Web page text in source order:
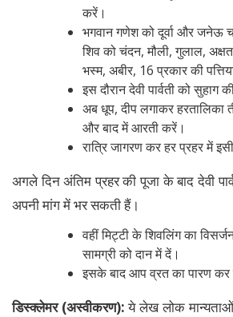
करें।
भगवान गणेश को दूर्वा और जनेऊ
शिव को चंदन, मौली, गुलाल,
भस्म, अबीर, 16 प्रकार की
इस दौरान देवी पार्वती को सुहाग
अब धूप, दीप लगाकर
और बाद में आरती करें।
रात्रि जागरण कर हर प्रहर में
अगले दिन अंतिम प्रहर की पूजा के बाद देवी
अपनी मांग में भर सकती हैं।
वहीं मिट्टी के शिवलिंग का
सामग्री को दान में दें।
इसके बाद आप व्रत का पारण
डिस्क्लेमर (अस्वीकरण):ये लेख लोक मान्यताओं